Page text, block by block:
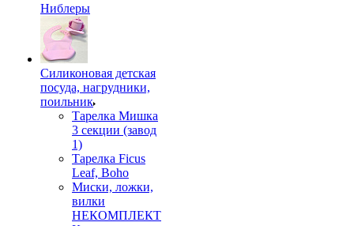
Ниблеры
Силиконовая детская
посуда, нагрудники,
поильник
Тарелка Мишка
3 секции (завод
1)
Тарелка Ficus
Leaf, Boho
Миски, ложки,
вилки
НЕКОМПЛЕКТ